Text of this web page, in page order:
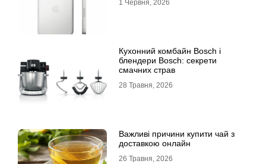
1 Червня, 2026
Кухонний комбайн Bosch і
блендери Bosch: секрети
смачних страв
28 Травня, 2026
Важливі причини купити чай з
доставкою онлайн
26 Травня, 2026